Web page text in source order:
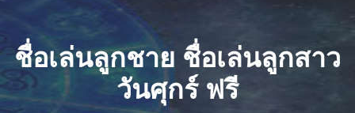
ชื่อเล่นลูกชาย ชื่อเล่นลูกสาว
วันศุกร์ ฟรี